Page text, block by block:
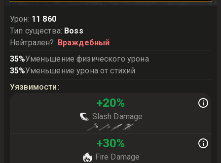
Урон: 11 860
Тип существа: Boss
Нейтрален?: Враждебный
35%Уменьшение физического урона
35%Уменьшение урона от стихий
Уязвимости:
+20%
Slash Damage
+30%
Fire Damage